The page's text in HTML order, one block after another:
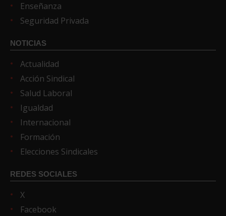
Enseñanza
Seguridad Privada
NOTICIAS
Actualidad
Acción Sindical
Salud Laboral
Igualdad
Internacional
Formación
Elecciones Sindicales
REDES SOCIALES
X
Facebook